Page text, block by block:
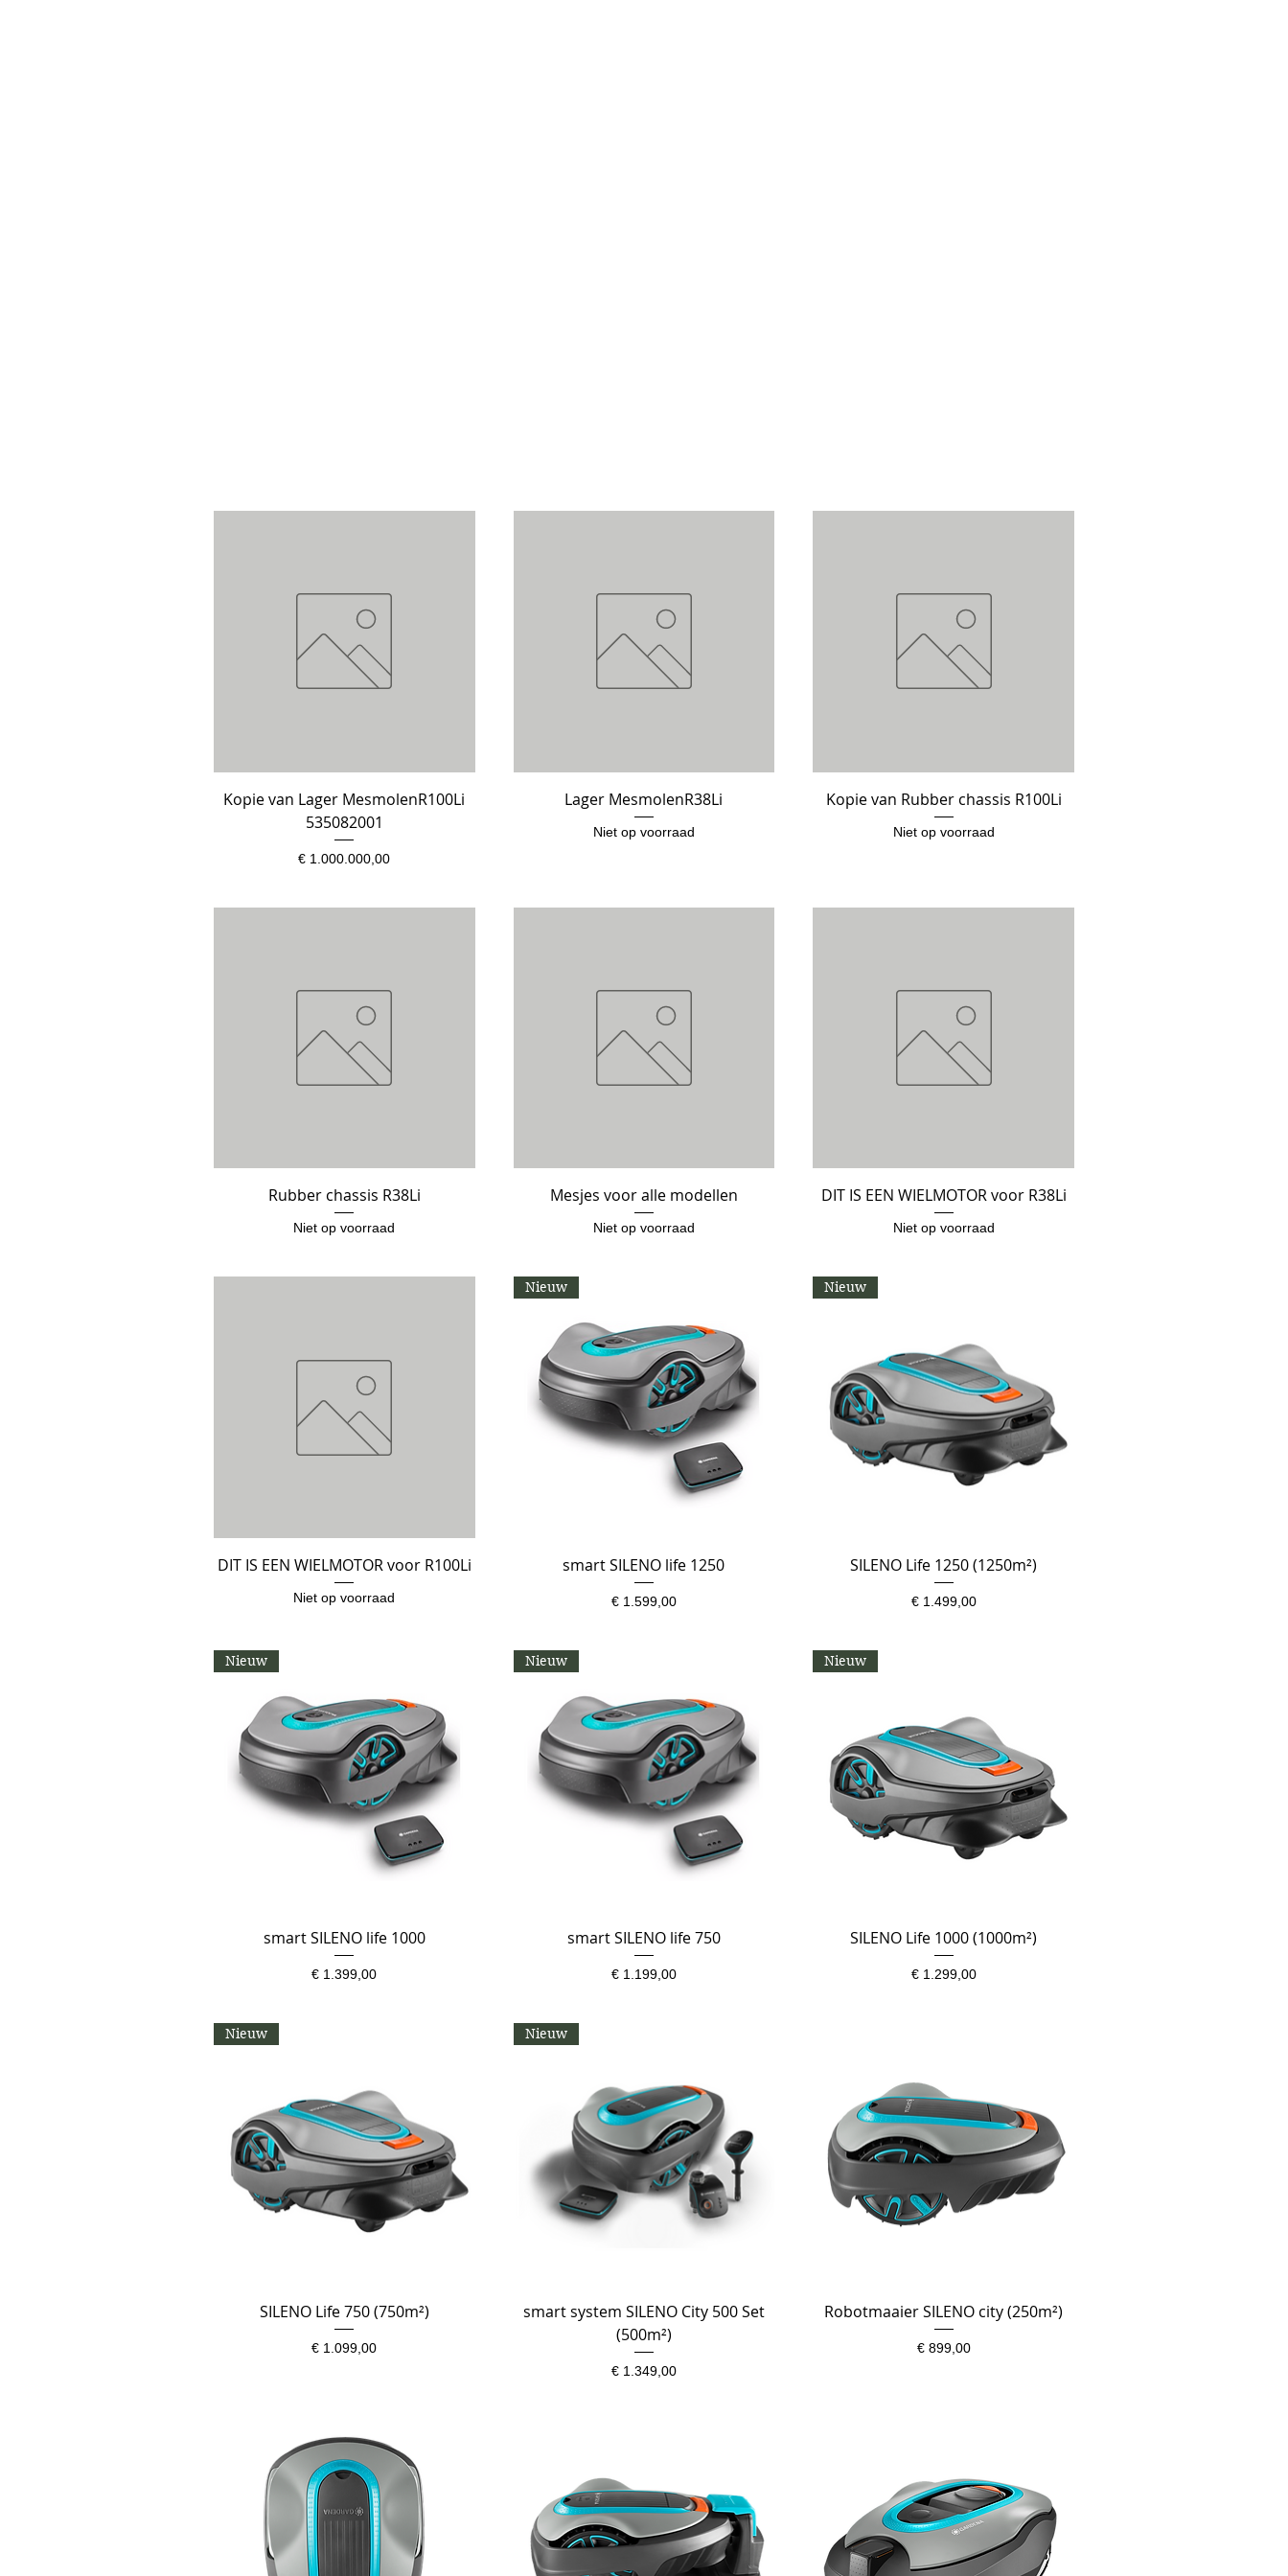
Snel overzicht
Kopie van Lager MesmolenR100Li
535082001
Prijs
€ 1.000.000,00
Snel overzicht
Lager MesmolenR38Li
Niet op voorraad
Snel overzicht
Kopie van Rubber chassis R100Li
Niet op voorraad
Snel overzicht
Rubber chassis R38Li
Niet op voorraad
Snel overzicht
Mesjes voor alle modellen
Niet op voorraad
Snel overzicht
DIT IS EEN WIELMOTOR voor R38Li
Niet op voorraad
Snel overzicht
DIT IS EEN WIELMOTOR voor R100Li
Niet op voorraad
Snel overzicht
Nieuw
smart SILENO life 1250
Prijs
€ 1.599,00
Snel overzicht
Nieuw
SILENO Life 1250 (1250m²)
Prijs
€ 1.499,00
Snel overzicht
Nieuw
smart SILENO life 1000
Prijs
€ 1.399,00
Snel overzicht
Nieuw
smart SILENO life 750
Prijs
€ 1.199,00
Snel overzicht
Nieuw
SILENO Life 1000 (1000m²)
Prijs
€ 1.299,00
Snel overzicht
Nieuw
SILENO Life 750 (750m²)
Prijs
€ 1.099,00
Snel overzicht
Nieuw
smart system SILENO City 500 Set
(500m²)
Prijs
€ 1.349,00
Snel overzicht
Robotmaaier SILENO city (250m²)
Prijs
€ 899,00